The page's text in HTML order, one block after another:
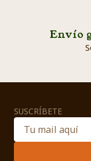
Envío
SUSCRÍBETE